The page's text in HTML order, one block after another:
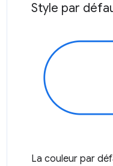
Style par
La couleur par